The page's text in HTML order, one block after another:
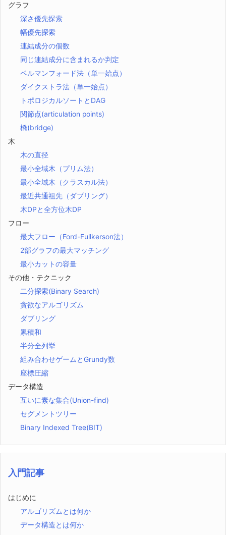
グラフ
深さ優先探索
幅優先探索
連結成分の個数
同じ連結成分に含まれるか判定
ベルマンフォード法（単一始点）
ダイクストラ法（単一始点）
トポロジカルソートとDAG
関節点(articulation points)
橋(bridge)
木
木の直径
最小全域木（プリム法）
最小全域木（クラスカル法）
最近共通祖先（ダブリング）
木DPと全方位木DP
フロー
最大フロー（Ford-Fullkerson法）
2部グラフの最大マッチング
最小カットの容量
その他・テクニック
二分探索(Binary Search)
貪欲なアルゴリズム
ダブリング
累積和
半分全列挙
組み合わせゲームとGrundy数
座標圧縮
データ構造
互いに素な集合(Union-find)
セグメントツリー
Binary Indexed Tree(BIT)
入門記事
はじめに
アルゴリズムとは何か
データ構造とは何か